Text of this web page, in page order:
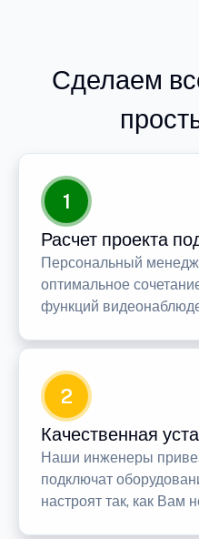
Сделаем
1
Расчет проекта
Персональный
оптимальное
функций
2
Качественная
Наши инженеры
подключат
настроят так, как Вам